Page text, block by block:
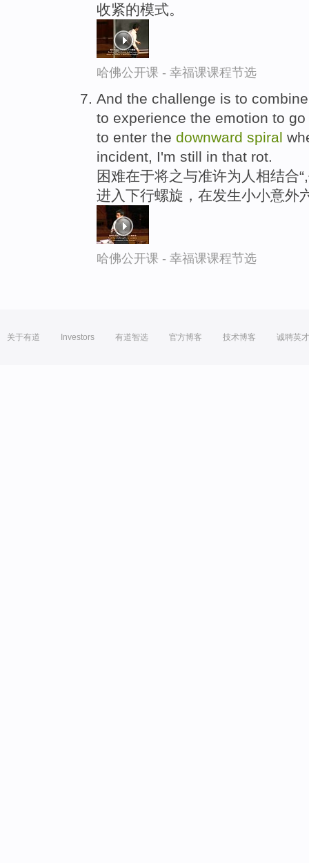
收紧的模式。
哈佛公开课 - 幸福课课程节选
And the challenge is to
to experience the emotion to
to enter the downward spiral
incident, I'm still in that rot.
困难在于将之与准许为人相结合
进入下行螺旋，在发生小小意外
哈佛公开课 - 幸福课课程节选
关于有道 Investors 有道智选 官方博客 技术博客 诚聘英才